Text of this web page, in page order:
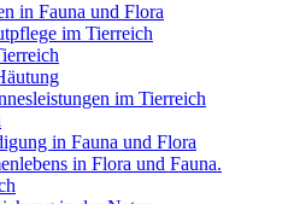
in Fauna und Flora
im Tierreich
im Tierreich
in Fauna und Flora
in Flora und Fauna.